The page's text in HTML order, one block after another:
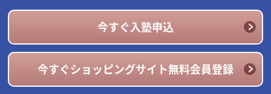
今すぐ入塾申込
今すぐショッピングサイト無料会員登録